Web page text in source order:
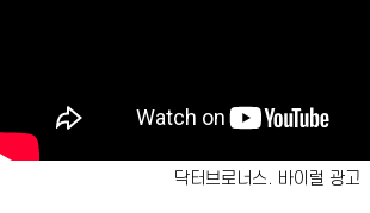
닥터브로너스. 바이럴 광고